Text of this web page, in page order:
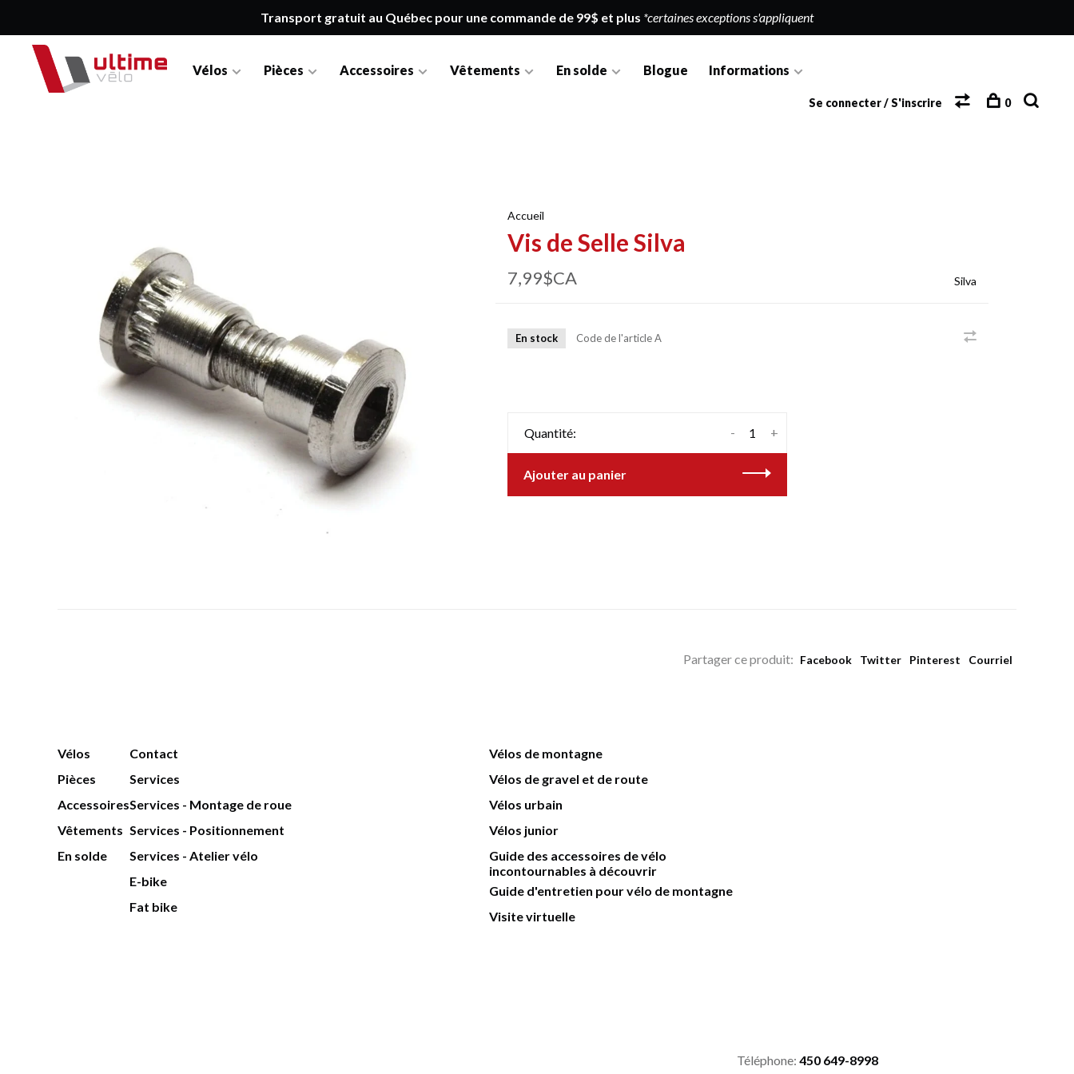
Transport gratuit au Québec pour une commande de 99$ et plus *certaines exceptions s'appliquent
Vélos Pièces Accessoires Vêtements En solde Blogue Informations
Se connecter / S'inscrire 0
Accueil
Vis de Selle Silva
7,99$CA Silva
En stock Code de l'articleA
Quantité: +
-
Ajouter au panier
Partager ce produit: Facebook Twitter Pinterest Courriel
Vélos
Pièces
Accessoires
Vêtements
En solde
Contact
Services
Services - Montage de roue
Services - Positionnement
Services - Atelier vélo
E-bike
Fat bike
Vélos de montagne
Vélos de gravel et de route
Vélos urbain
Vélos junior
Guide des accessoires de vélo
incontournables à découvrir
Guide d'entretien pour vélo de montagne
Visite virtuelle
Téléphone: 450 649-8998